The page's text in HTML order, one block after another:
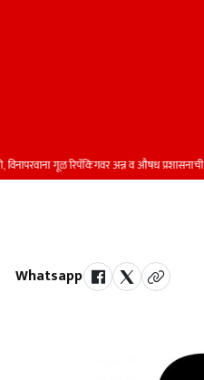
गूळ रिपॅकिंगवर अन्न व औषध प्रशासनाची
Whatsapp